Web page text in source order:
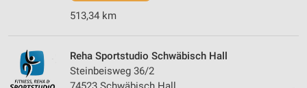
513,34 km
Reha Sportstudio Schwäbisch Hall
Steinbeisweg 36/2